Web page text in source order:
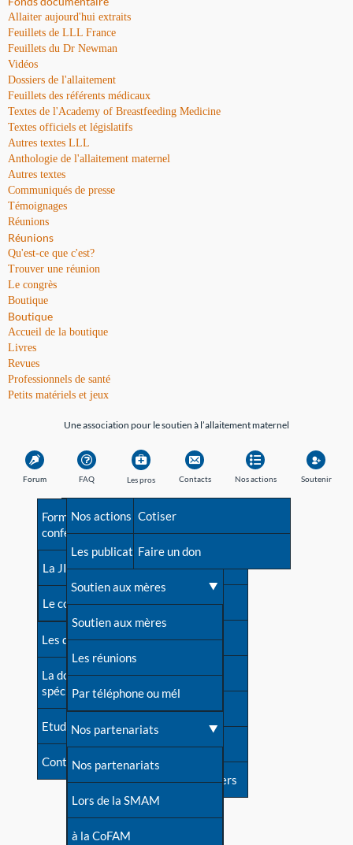
Allaiter aujourd'hui extraits
Feuillets de LLL France
Feuillets du Dr Newman
Vidéos
Dossiers de l'allaitement
Feuillets des référents médicaux
Textes de l'Academy of Breastfeeding Medicine
Textes officiels et législatifs
Autres textes LLL
Anthologie de l'allaitement maternel
Autres textes
Communiqués de presse
Témoignages
Réunions
Réunions
Qu'est-ce que c'est?
Trouver une réunion
Le congrès
Boutique
Boutique
Accueil de la boutique
Livres
Revues
Professionnels de santé
Petits matériels et jeux
Une association pour le soutien à l’allaitement maternel
Forum FAQ
Avant la naissance
Les débuts
Une difficulté d'allaitement ?
Cas particuliers
Mythes et vérités
Devenir animatrice ?
Une question sur le site
Les pros
Formations et
conférences
La JIA
Le congrès
Les dossiers de l'allaitement
La documentation
spécialisée
Etudes récentes
Contact
Contacts
Besoin d'aide?
Répertoire de tous les
contacts
Contact presse
Dossier de presse
Soutenir LLL
Livre d'or
Forum
S'inscrire à nos newsletters
Nos actions
Nos actions
Les publications
Soutien aux mères
Soutien aux mères
Les réunions
Par téléphone ou mél
Nos partenariats
Nos partenariats
Lors de la SMAM
à la CoFAM
Soutenir
Cotiser
Faire un don